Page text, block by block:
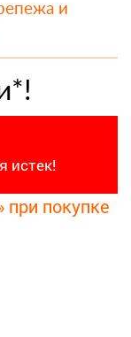
и
истек!
при покупке